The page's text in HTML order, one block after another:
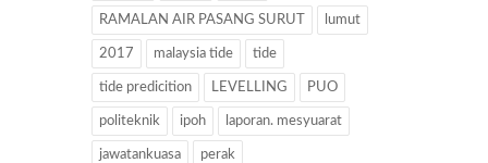
RAMALAN AIR PASANG SURUT lumut
2017 malaysia tide tide
tide predicition LEVELLING PUO
politeknik ipoh laporan. mesyuarat
jawatankuasa perak